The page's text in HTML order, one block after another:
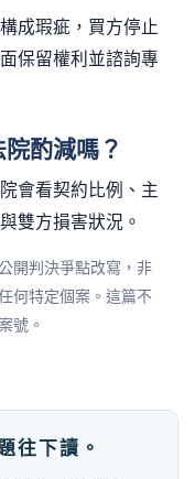
成瑕疵，買方停止
保留權利並諮詢專
酌減嗎？
會看契約比例、主
雙方損害狀況。
開判決爭點改寫，非
何特定個案。這篇不
號。
往下讀。